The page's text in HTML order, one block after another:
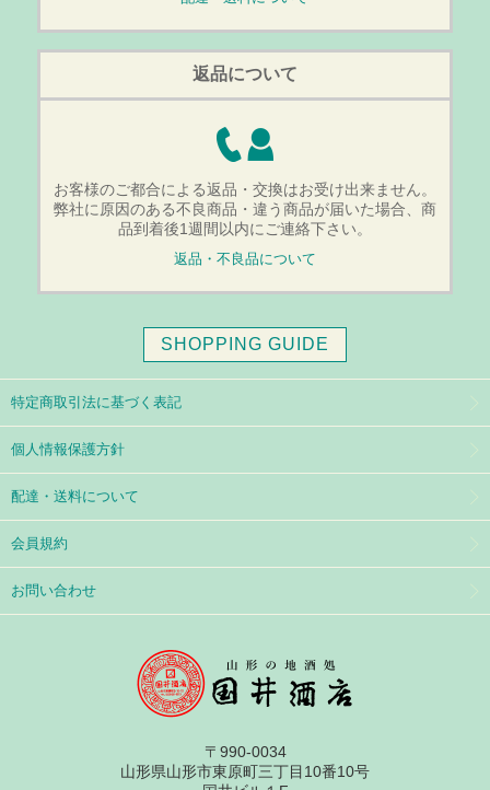
返品について
お客様のご都合による返品・交換はお受け出来ません。
弊社に原因のある不良商品・違う商品が届いた場合、商
品到着後1週間以内にご連絡下さい。
返品・不良品について
SHOPPING GUIDE
特定商取引法に基づく表記
個人情報保護方針
配達・送料について
会員規約
お問い合わせ
〒990-0034
山形県山形市東原町三丁目10番10号